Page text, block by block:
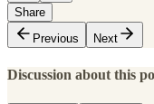
Share
Previous
Next
Discussion about this